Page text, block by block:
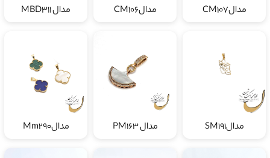
مدالCM107 مدالCM106 مدال MBD311
مدالSM191 مدال PM163 مدالMm290